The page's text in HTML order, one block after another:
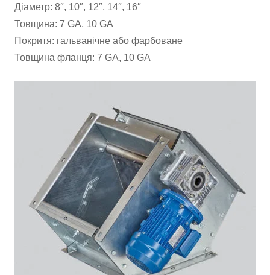
Діаметр: 8″, 10″, 12″, 14″, 16″
Товщина: 7 GA, 10 GA
Покритя: гальванічне або фарбоване
Товщина фланця: 7 GA, 10 GA